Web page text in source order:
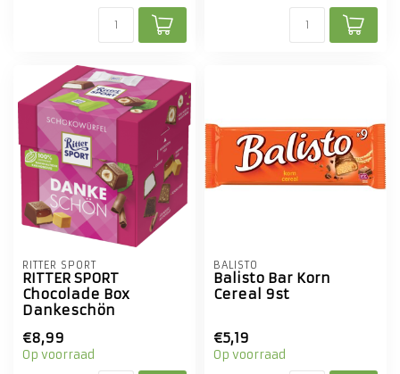
RITTER SPORT
RITTER SPORT
Chocolade Box
Dankeschön
€8,99
Op voorraad
BALISTO
Balisto Bar Korn
Cereal 9st
€5,19
Op voorraad